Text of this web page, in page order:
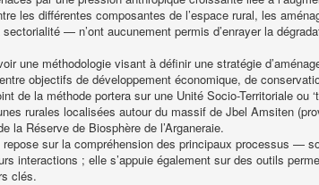
les différentes composantes de l’espace rural, les
— n’ont aucunement permis d’enrayer la
une méthodologie visant à définir une stratégie
objectifs de développement économique, de
de la méthode portera sur une Unité Socio-Territoriale ou
rurales localisées autour du massif de Jbel Amsiten
la Réserve de Biosphère de l’Arganeraie.
repose sur la compréhension des principaux processus —
interactions ; elle s’appuie également sur des outils
clés.